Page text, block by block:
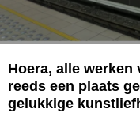
Hoera, alle werken
reeds een plaats
gelukkige